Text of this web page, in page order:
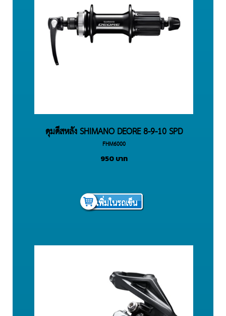
ดุมดีสหลัง SHIMANO DEORE 8-9-10 SPD
FHM6000
950 บาท
เพิ่มในรถเข็น